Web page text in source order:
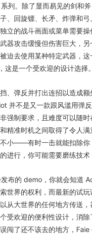
列。除了显而易见的剑和
回旋镖、长矛、炸弹和弓
的战斗画面或菜单需要操
器攻击缓慢但伤害巨大，
迫去使用某种特定武器，
这是一个受欢迎的设计选择。
、弹反并打出连招以造成
并不是又一款跟风滥用弹
强制要求，且难度可以随
精准时机之间取得了令人
不小——有时一击就能扣除你
行，你可能需要磨练技术
布的 demo，你就会知道
世界的权利，而最新的试
从大世界的任何地方传送
受欢迎的便利性设计，消
闯了还不该去的地方，